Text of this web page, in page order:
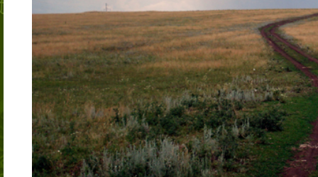
работы. Аудиокниги"